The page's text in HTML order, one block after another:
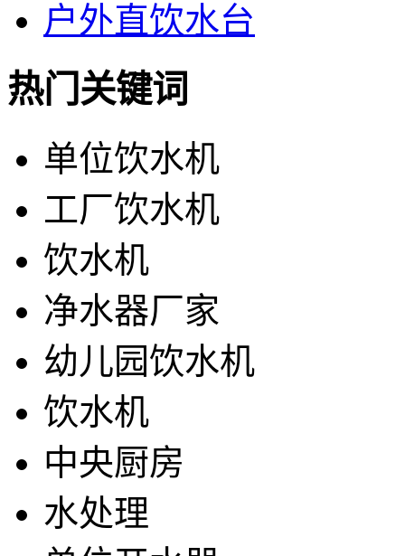
户外直饮水台
热门关键词
单位饮水机
工厂饮水机
饮水机
净水器厂家
幼儿园饮水机
饮水机
中央厨房
水处理